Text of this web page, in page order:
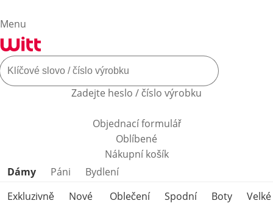
Menu
Zadejte heslo / číslo výrobku
Objednací formulář
Oblíbené
Nákupní košík
Přeskočit kategorie produktů
Dámy Páni
Bydlení
Exkluzivně
Nové
Oblečení
Spodní
Boty
Velké